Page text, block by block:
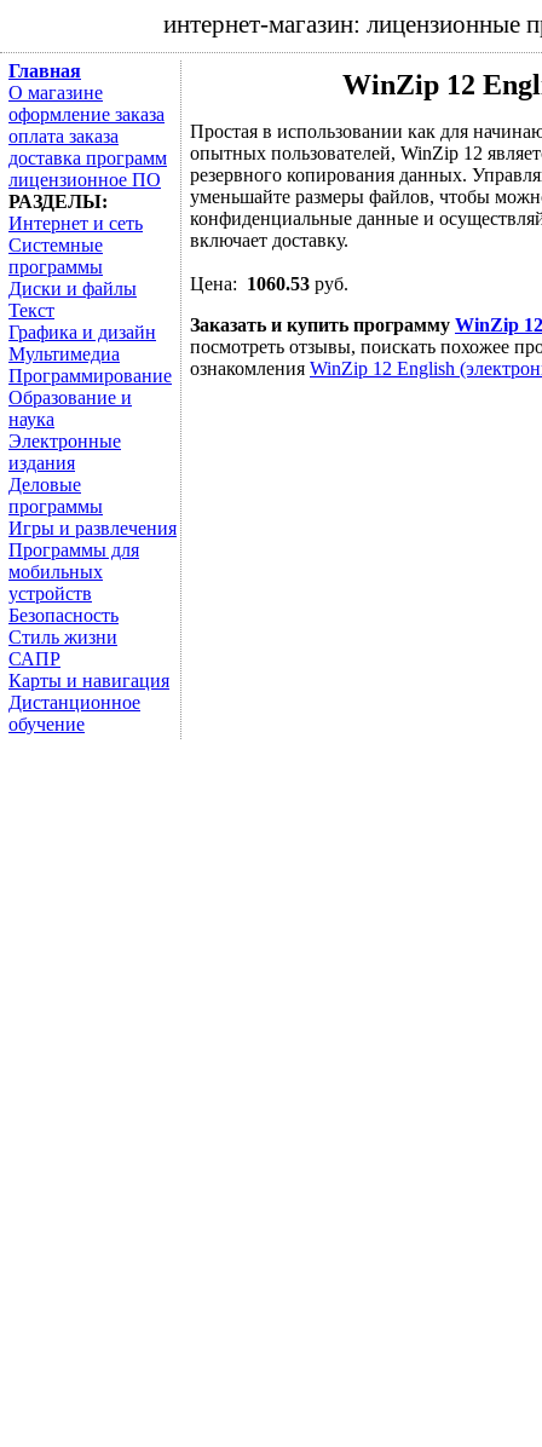
интернет-магазин:
Главная
О магазине
оформление заказа
оплата заказа
доставка программ
лицензионное ПО
РАЗДЕЛЫ:
Интернет и сеть
Системные
программы
Диски и файлы
Текст
Графика и дизайн
Мультимедиа
Программирование
Образование и
наука
Электронные
издания
Деловые
программы
Игры и развлечения
Программы для
мобильных
устройств
Безопасность
Стиль жизни
САПР
Карты и навигация
Дистанционное
обучение
WinZip 12
Простая в использовании как для
опытных пользователей, WinZip 12
резервного копирования данных.
уменьшайте размеры файлов, чтобы
конфиденциальные данные и
включает доставку.
Цена: 1060.53 руб.
Заказать и купить программу WinZip
посмотреть отзывы, поискать похожее
ознакомления WinZip 12 English